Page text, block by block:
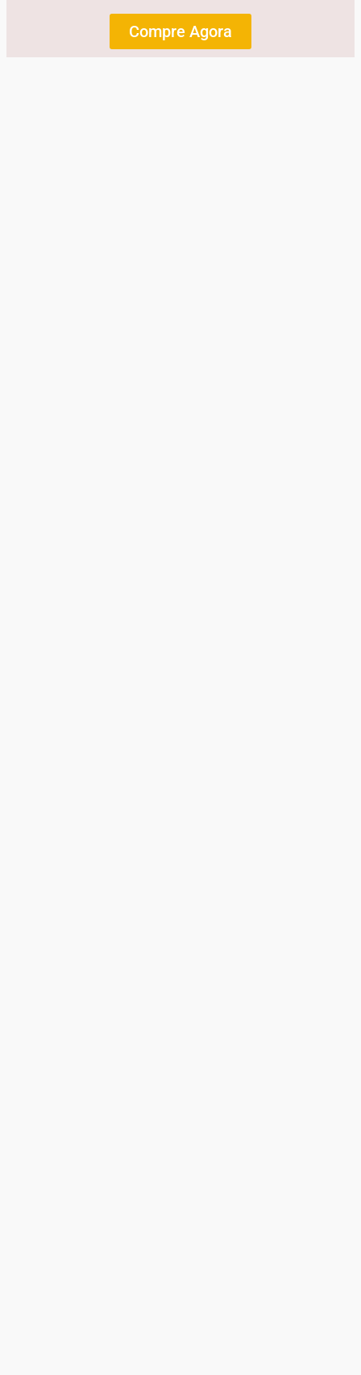
Compre Agora